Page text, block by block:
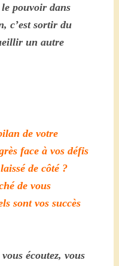
pouvoir dans
c’est sortir du
un autre
de votre
face à vos défis
de côté ?
de vous
sont vos succès
écoutez, vous